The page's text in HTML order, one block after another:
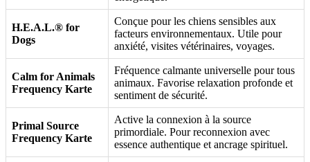
H.E.A.L.® for
Dogs
Conçue pour les chiens sensibles aux
facteurs environnementaux. Utile pour
anxiété, visites vétérinaires, voyages.
Calm for Animals
Frequency Karte
Fréquence calmante universelle pour tous
animaux. Favorise relaxation profonde et
sentiment de sécurité.
Primal Source
Frequency Karte
Active la connexion à la source
primordiale. Pour reconnexion avec
essence authentique et ancrage spirituel.